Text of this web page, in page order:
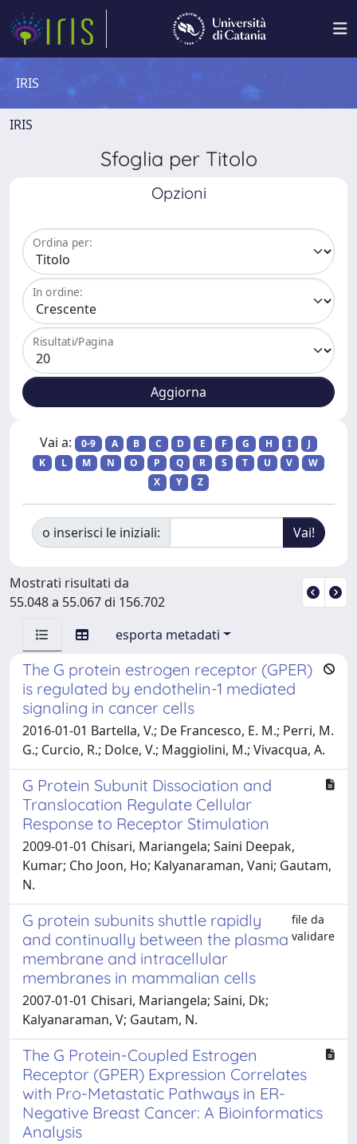
IRIS
IRIS
Sfoglia per Titolo
Opzioni
Ordina per:
In ordine:
Risultati/Pagina
Vai a: 0-9 A B C D E F G H I
J
K
L M N O P Q R S T U V
W
X
Y Z
o inserisci le iniziali:
Mostrati risultati da
55.048 a 55.067 di 156.702
esporta metadati
The G protein estrogen receptor (GPER)
is regulated by endothelin-1 mediated
signaling in cancer cells
2016-01-01 Bartella, V.; De Francesco, E. M.; Perri, M.
G.; Curcio, R.; Dolce, V.; Maggiolini, M.; Vivacqua, A.
G Protein Subunit Dissociation and
Translocation Regulate Cellular
Response to Receptor Stimulation
2009-01-01 Chisari, Mariangela; Saini Deepak,
Kumar; Cho Joon, Ho; Kalyanaraman, Vani; Gautam,
N.
G protein subunits shuttle rapidly
and continually between the plasma
membrane and intracellular
membranes in mammalian cells
file da
validare
2007-01-01 Chisari, Mariangela; Saini, Dk;
Kalyanaraman, V; Gautam, N.
The G Protein-Coupled Estrogen
Receptor (GPER) Expression Correlates
with Pro-Metastatic Pathways in ER-
Negative Breast Cancer: A Bioinformatics
Analysis